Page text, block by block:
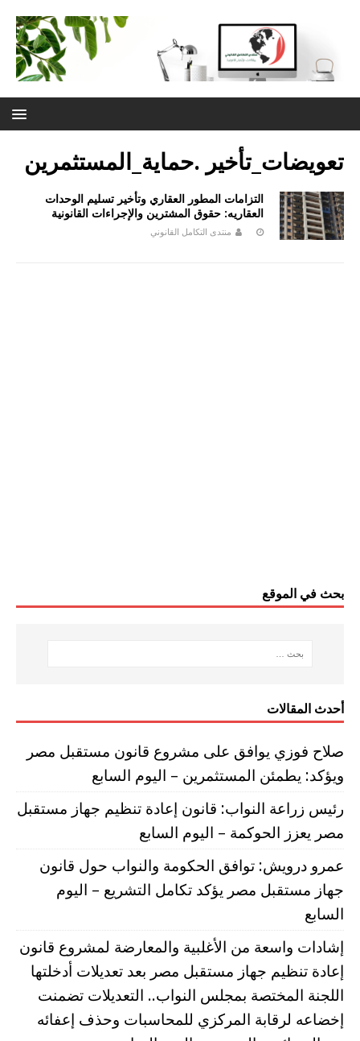
تعويضات_تأخير .حماية_المستثمرين
التزامات المطور العقاري وتأخير تسليم الوحدات
العقاريه: حقوق المشترين والإجراءات القانونية
منتدى التكامل القانوني
بحث في الموقع
أحدث المقالات
صلاح فوزي يوافق على مشروع قانون مستقبل مصر
ويؤكد: يطمئن المستثمرين – اليوم السابع
رئيس زراعة النواب: قانون إعادة تنظيم جهاز مستقبل
مصر يعزز الحوكمة – اليوم السابع
عمرو درويش: توافق الحكومة والنواب حول قانون
جهاز مستقبل مصر يؤكد تكامل التشريع – اليوم
السابع
إشادات واسعة من الأغلبية والمعارضة لمشروع قانون
إعادة تنظيم جهاز مستقبل مصر بعد تعديلات أدخلتها
اللجنة المختصة بمجلس النواب.. التعديلات تضمنت
إخضاعه لرقابة المركزي للمحاسبات وحذف إعفائه